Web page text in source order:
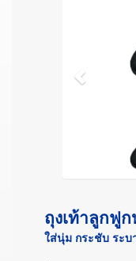
ถุงเท้าลูกฟู
ใส่นุ่ม กระชับ ระบ